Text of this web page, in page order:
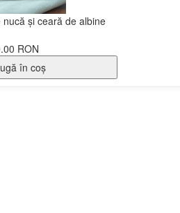
și ceară de albine
RON
în coş